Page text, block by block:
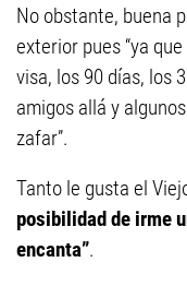
No obstante, buena
exterior pues “ya
visa, los 90 días, los
amigos allá y
zafar”.
Tanto le gusta el
posibilidad de irme
encanta”.